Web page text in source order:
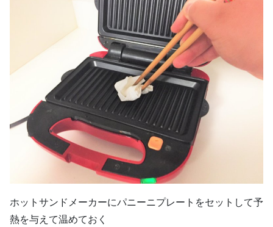
ホットサンドメーカーにパニーニプレートをセットして予
熱を与えて温めておく